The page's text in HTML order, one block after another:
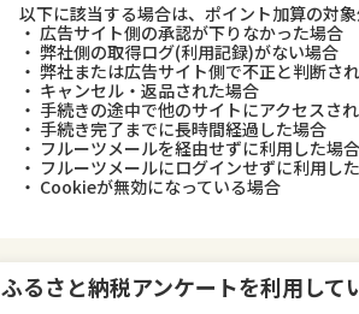
以下に該当する場合は、ポイント加算の対
・ 広告サイト側の承認が下りなかった場合
・ 弊社側の取得ログ(利用記録)がない場合
・ 弊社または広告サイト側で不正と判断さ
・ キャンセル・返品された場合
・ 手続きの途中で他のサイトにアクセスさ
・ 手続き完了までに長時間経過した場合
・ フルーツメールを経由せずに利用した場合
・ フルーツメールにログインせずに利用し
・ Cookieが無効になっている場合
ふるさと納税アンケートを利用して